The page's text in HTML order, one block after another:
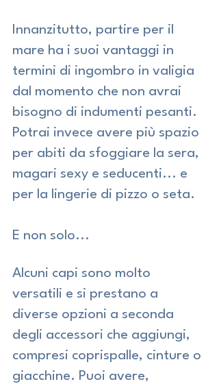
Innanzitutto, partire per il
mare ha i suoi vantaggi in
termini di ingombro in valigia
dal momento che non avrai
bisogno di indumenti pesanti.
Potrai invece avere più spazio
per abiti da sfoggiare la sera,
magari sexy e seducenti... e
per la lingerie di pizzo o seta.
E non solo...
Alcuni capi sono molto
versatili e si prestano a
diverse opzioni a seconda
degli accessori che aggiungi,
compresi coprispalle, cinture o
giacchine. Puoi avere,